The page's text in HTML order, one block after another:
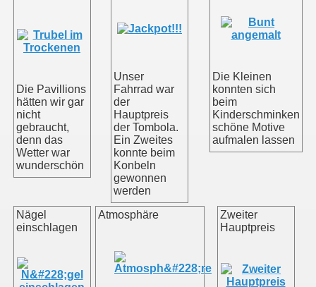
Die Pavillions
hätten wir gar
nicht
gebraucht,
denn das
Wetter war
wunderschön
Unser
Fahrrad war
der
Hauptpreis
der Tombola.
Ein Zweites
konnte beim
Konbeln
gewonnen
werden
Die Kleinen
konnten sich
beim
Kinderschminken
schöne Motive
aufmalen lassen
Nägel
einschlagen
Atmosphäre
Zweiter
Hauptpreis